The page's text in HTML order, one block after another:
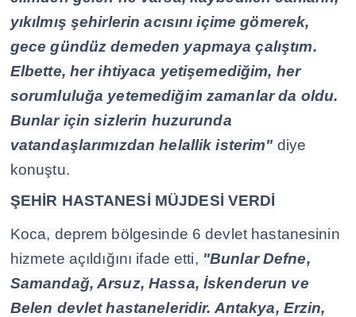
yıkılmış şehirlerin acısını içime gömerek,
gece gündüz demeden yapmaya çalıştım.
Elbette, her ihtiyaca yetişemediğim, her
sorumluluğa yetemediğim zamanlar da oldu.
Bunlar için sizlerin huzurunda
vatandaşlarımızdan helallik isterim" diye
konuştu.
ŞEHİR HASTANESİ MÜJDESİ VERDİ
Koca, deprem bölgesinde 6 devlet hastanesinin
hizmete açıldığını ifade etti, "Bunlar Defne,
Samandağ, Arsuz, Hassa, İskenderun ve
Belen devlet hastaneleridir. Antakya, Erzin,